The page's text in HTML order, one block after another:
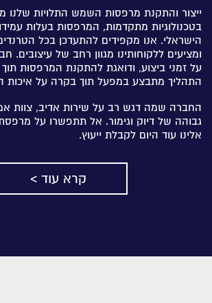
ייצור והתקנת מרפסות השמש התלויות שלנו
בטכנולוגיות מתקדמות, המרפסות בעלות
הישראלי. אנו מקפידים להתעדכן בכל
ומציעים ללקוחותינו מגוון רחב של עיצובים.
על זמני ביצוע, ודואגת להתקנת המרפסות
התהליך מתבצע במפעל תוך בקרה על איכות
החברה שמה דגש רב על שירות אדיב, צוות
גבוהה של דיוק וגימור. אל תתפשרו על
אלינו עוד היום לקבלת ייעוץ.
קרא עוד >